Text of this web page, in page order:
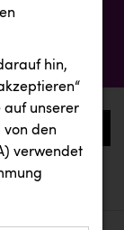
0
hin,
auf unserer
von den
verwendet